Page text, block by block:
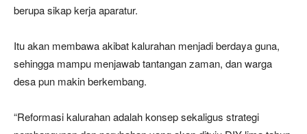
berupa sikap kerja aparatur.
Itu akan membawa akibat kalurahan menjadi berdaya guna,
sehingga mampu menjawab tantangan zaman, dan warga
desa pun makin berkembang.
“Reformasi kalurahan adalah konsep sekaligus strategi